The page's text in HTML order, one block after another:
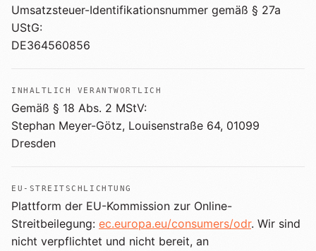
Umsatzsteuer-Identifikationsnummer gemäß § 27a
UStG:
DE364560856
INHALTLICH VERANTWORTLICH
Gemäß § 18 Abs. 2 MStV:
Stephan Meyer-Götz, Louisenstraße 64, 01099
Dresden
EU-STREITSCHLICHTUNG
Plattform der EU-Kommission zur Online-
Streitbeilegung: ec.europa.eu/consumers/odr. Wir sind
nicht verpflichtet und nicht bereit, an